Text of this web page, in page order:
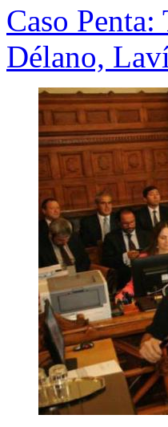
Caso
Délano,